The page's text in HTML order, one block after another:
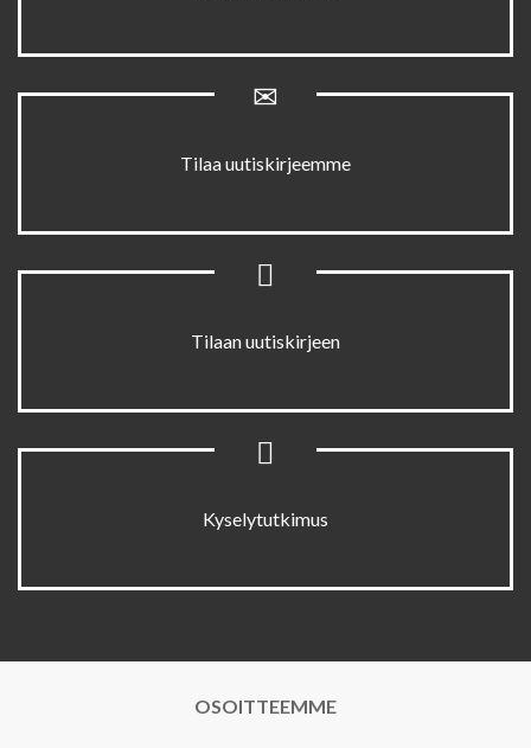
Tilaa uutiskirjeemme
Tilaan uutiskirjeen
Kyselytutkimus
OSOITTEEMME